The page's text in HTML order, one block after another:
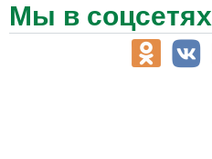
Мы в соцсетях